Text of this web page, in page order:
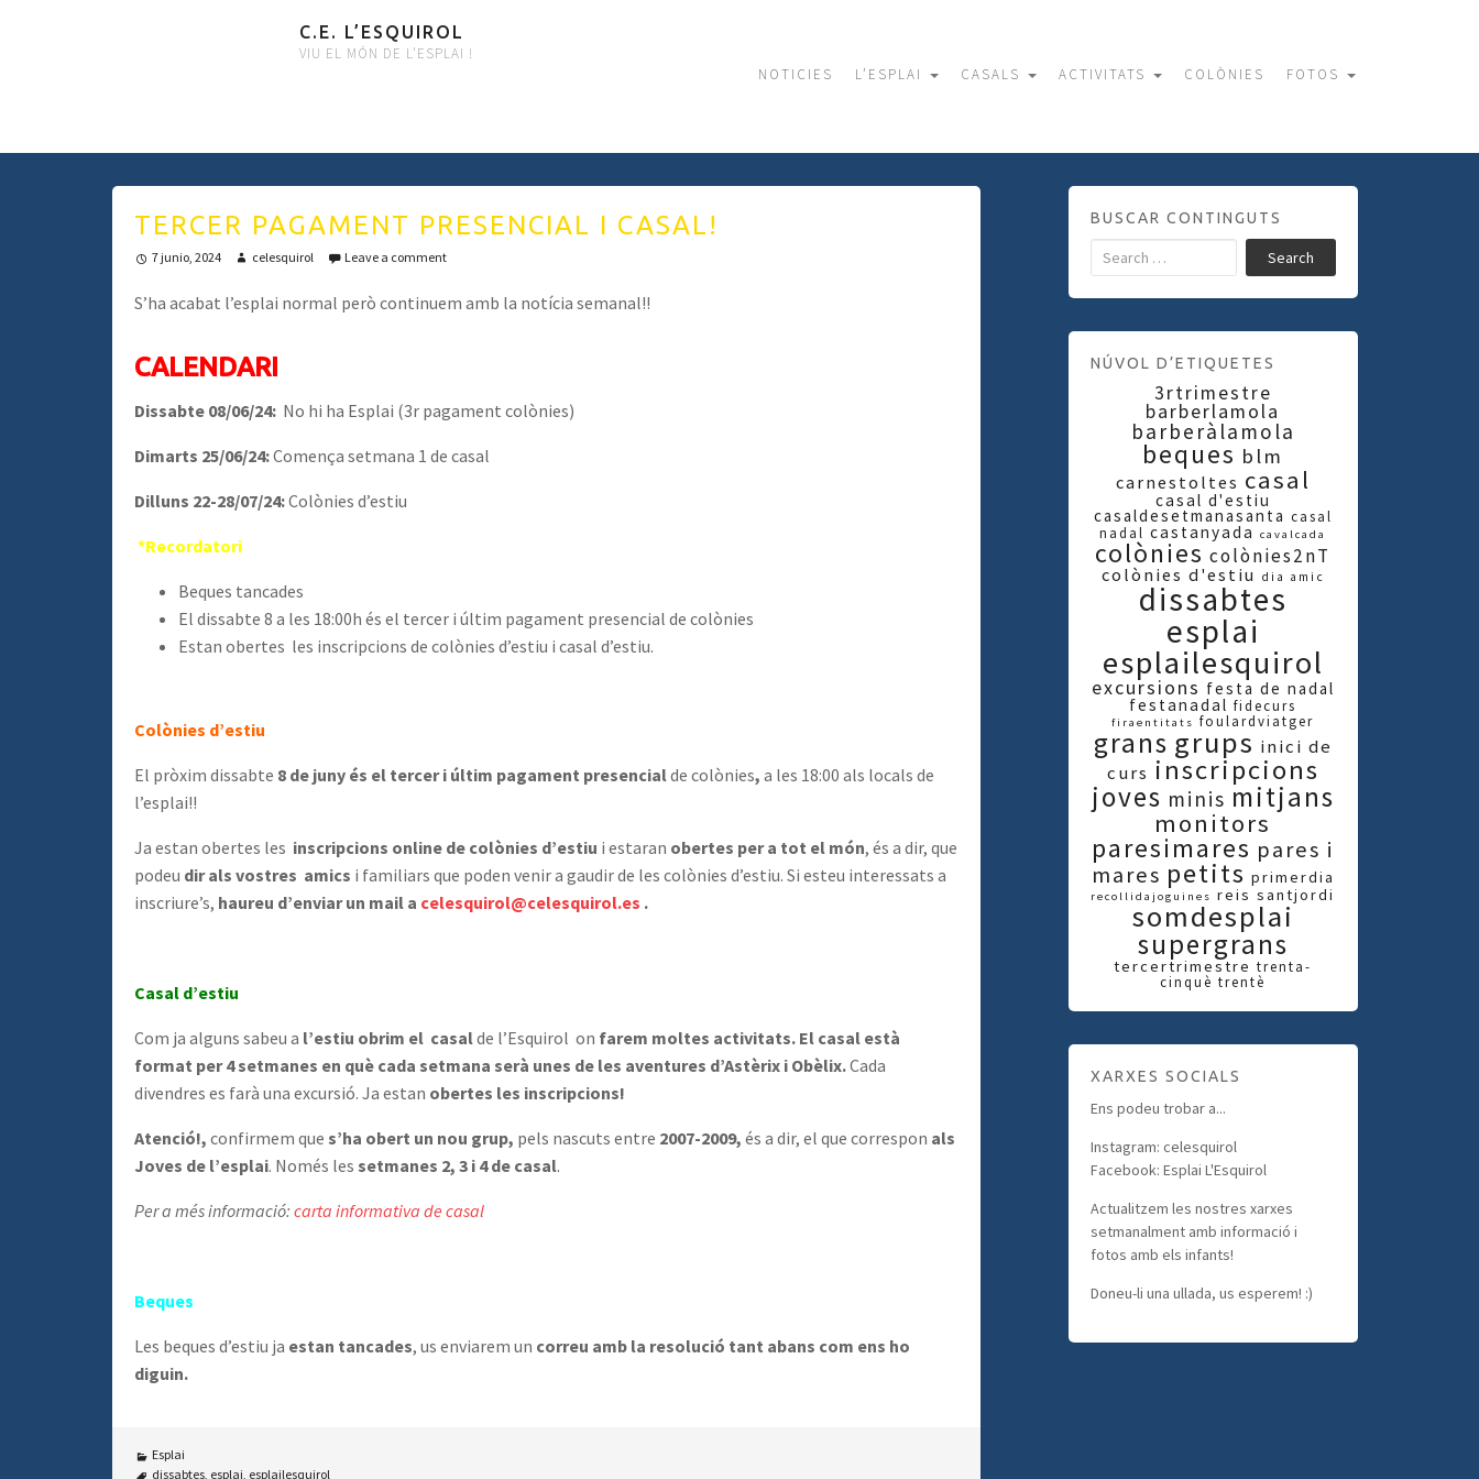
C.E. L’ESQUIROL
VIU EL MÓN DE L'ESPLAI !
NOTICIES
L’ESPLAI CASALS ACTIVITATS COLÒNIES FOTOS
TERCER PAGAMENT PRESENCIAL I CASAL!
7 junio, 2024 celesquirol Leave a comment
S’ha acabat l’esplai normal però continuem amb la notícia semanal!!
CALENDARI
Dissabte 08/06/24: No hi ha Esplai (3r pagament colònies)
Dimarts 25/06/24:Comença setmana 1 de casal
Dilluns 22-28/07/24:Colònies d’estiu
*Recordatori
Beques tancades
El dissabte 8 a les 18:00h és el tercer i últim pagament presencial de colònies
Estan obertes les inscripcions de colònies d’estiu i casal d’estiu.
Colònies d’estiu
El pròxim dissabte 8 de juny és el tercer i últim pagament presencialde colònies, a les 18:00 als locals de
l’esplai!!
Ja estan obertes les inscripcions online de colònies d’estiu i estaran obertes per a tot el món, és a dir, que
podeu dir als vostres amics i familiars que poden venir a gaudir de les colònies d’estiu. Si esteu interessats a
inscriure’s, haureu d’enviar un mail a celesquirol@celesquirol.es .
Casal d’estiu
Com ja alguns sabeu a l’estiu obrim el casalde l’Esquirol on farem moltes activitats. El casal està
format per 4 setmanes en què cada setmana serà unes de les aventures d’Astèrix i Obèlix.Cada
divendres es farà una excursió. Ja estan obertes les inscripcions!
Atenció!, confirmem que s’ha obert un nou grup, pels nascuts entre 2007-2009, és a dir, el que correspon als
Joves de l’esplai. Només les setmanes 2, 3 i 4 de casal.
Per a més informació: carta informativa de casal
Beques
Les beques d’estiu ja estan tancades, us enviarem un correu amb la resolució tant abans com ens ho
diguin.
Esplai
dissabtes, esplai, esplailesquirol
BUSCAR CONTINGUTS
Search
NÚVOL D’ETIQUETES
3rtrimestre
barberlamola
barberàlamola
beques blm
carnestoltes casal
casal d'estiu
casaldesetmanasanta casal
nadal castanyada cavalcada
colònies colònies2nT
colònies d'estiu dia amic
dissabtes
esplai
esplailesquirol
excursions festa de nadal
festanadal fidecurs
firaentitats foulardviatger
grans grups inici de
curs inscripcions
joves minis mitjans
monitors
paresimares pares i
mares petits primerdia
recollidajoguines reis santjordi
somdesplai
supergrans
tercertrimestre trenta-
cinquè trentè
XARXES SOCIALS
Ens podeu trobar a...
Instagram: celesquirol
Facebook: Esplai L'Esquirol
Actualitzem les nostres xarxes
setmanalment amb informació i
fotos amb els infants!
Doneu-li una ullada, us esperem! :)